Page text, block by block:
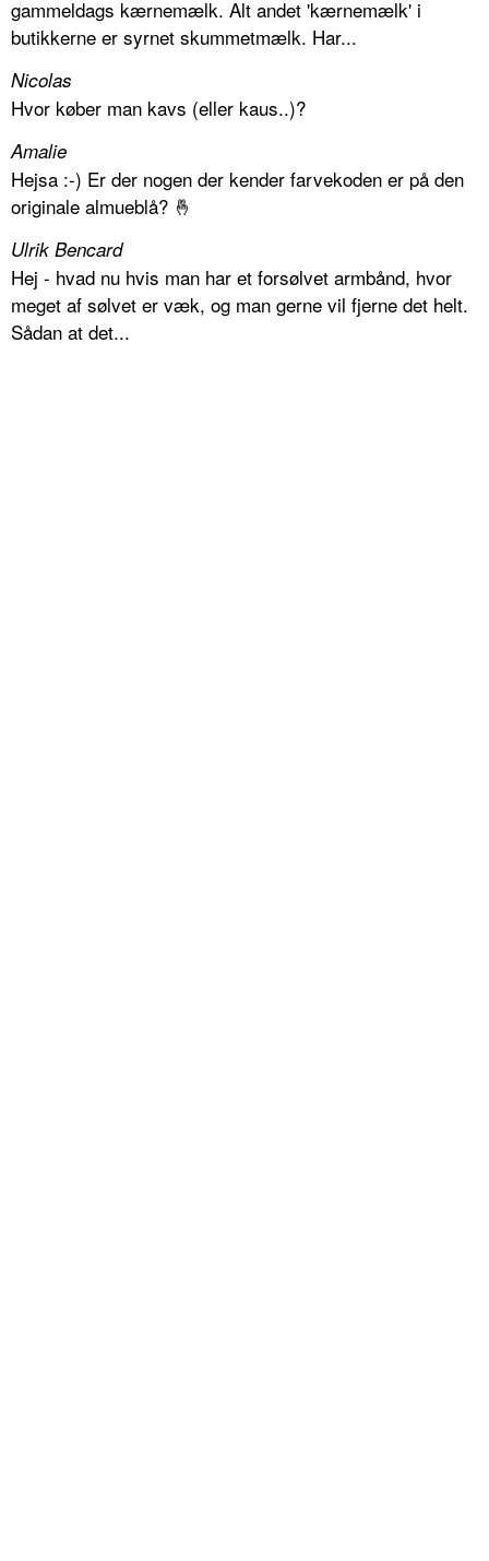
gammeldags kærnemælk. Alt andet 'kærnemælk' i
butikkerne er syrnet skummetmælk. Har...
Nicolas
Hvor køber man kavs (eller kaus..)?
Amalie
Hejsa :-) Er der nogen der kender farvekoden er på den
originale almueblå? 🤞
Ulrik Bencard
Hej - hvad nu hvis man har et forsølvet armbånd, hvor
meget af sølvet er væk, og man gerne vil fjerne det helt.
Sådan at det...